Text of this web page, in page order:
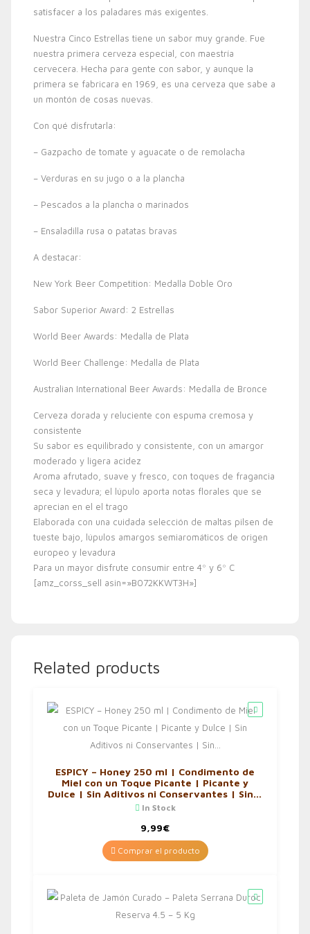
satisfacer a los paladares más exigentes.
Nuestra Cinco Estrellas tiene un sabor muy grande. Fue
nuestra primera cerveza especial, con maestría
cervecera. Hecha para gente con sabor, y aunque la
primera se fabricara en 1969, es una cerveza que sabe a
un montón de cosas nuevas.
Con qué disfrutarla:
– Gazpacho de tomate y aguacate o de remolacha
– Verduras en su jugo o a la plancha
– Pescados a la plancha o marinados
– Ensaladilla rusa o patatas bravas
A destacar:
New York Beer Competition: Medalla Doble Oro
Sabor Superior Award: 2 Estrellas
World Beer Awards: Medalla de Plata
World Beer Challenge: Medalla de Plata
Australian International Beer Awards: Medalla de Bronce
Cerveza dorada y reluciente con espuma cremosa y
consistente
Su sabor es equilibrado y consistente, con un amargor
moderado y ligera acidez
Aroma afrutado, suave y fresco, con toques de fragancia
seca y levadura; el lúpulo aporta notas florales que se
aprecian en el el trago
Elaborada con una cuidada selección de maltas pilsen de
tueste bajo, lúpulos amargos semiaromáticos de origen
europeo y levadura
Para un mayor disfrute consumir entre 4º y 6º C
[amz_corss_sell asin=»B072KKWT3H»]
Related products
ESPICY – Honey 250 ml | Condimento de
Miel con un Toque Picante | Picante y
Dulce | Sin Aditivos ni Conservantes | Sin…
In Stock
9,99€
Comprar el producto